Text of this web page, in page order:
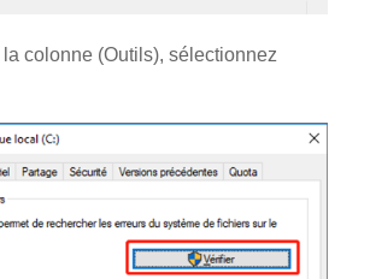
colonne (Outils), sélectionnez